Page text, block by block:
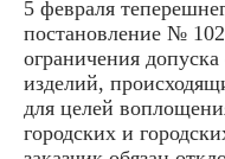
5 февраля
постановление №
ограничения
изделий,
для целей
городских и